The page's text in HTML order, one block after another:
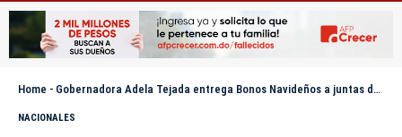
Home - Gobernadora Adela Tejada entrega Bonos Navideños a juntas de vecinos de Bonao
NACIONALES